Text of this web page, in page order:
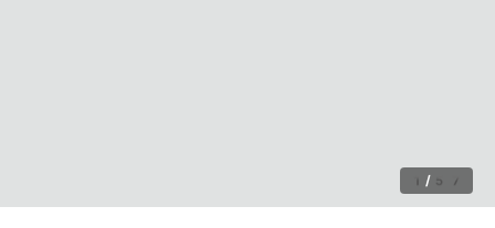
1 / 57